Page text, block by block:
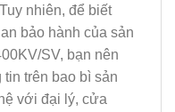
nhiên, để biết
bảo hành của sản
SV, bạn nên
tin trên bao bì sản
với đại lý, cửa